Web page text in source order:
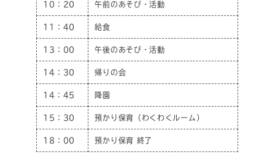
10：20 午前のあそび・活動
11：40 給食
13：00 午後のあそび・活動
14：30 帰りの会
14：45 降園
15：30 預かり保育（わくわくルーム）
18：00 預かり保育 終了